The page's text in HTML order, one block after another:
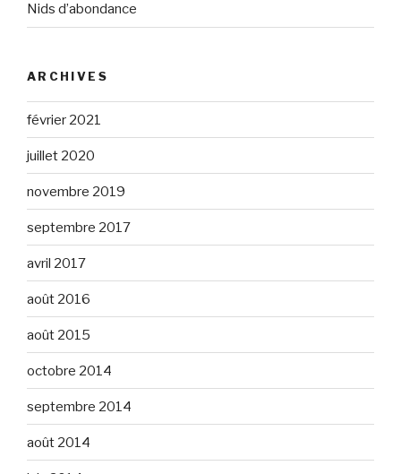
Nids d’abondance
ARCHIVES
février 2021
juillet 2020
novembre 2019
septembre 2017
avril 2017
août 2016
août 2015
octobre 2014
septembre 2014
août 2014